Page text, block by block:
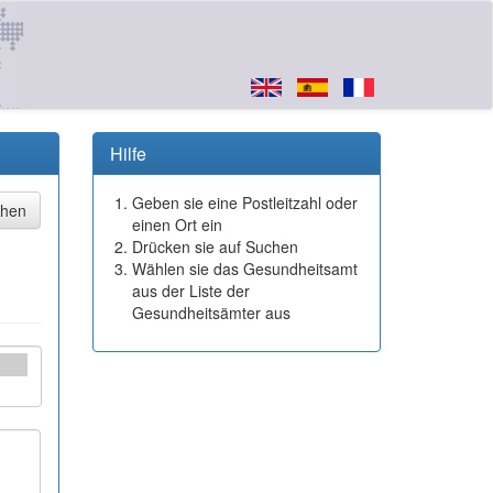
Hilfe
Geben sie eine Postleitzahl oder
einen Ort ein
Drücken sie auf Suchen
Wählen sie das Gesundheitsamt
aus der Liste der
Gesundheitsämter aus